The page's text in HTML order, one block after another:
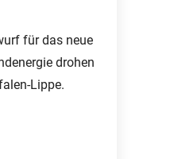
für das neue
drohen
Lippe.